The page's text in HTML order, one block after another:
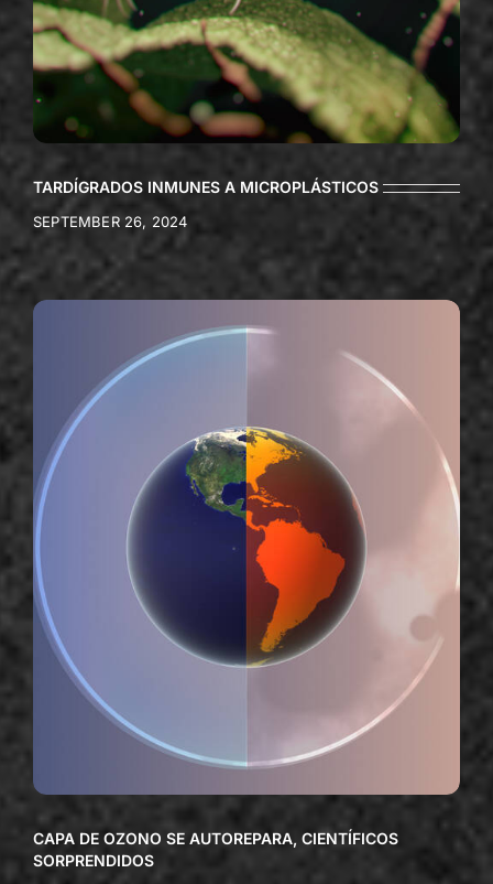
TARDÍGRADOS INMUNES A MICROPLÁSTICOS
SEPTEMBER 26, 2024
CAPA DE OZONO SE AUTOREPARA, CIENTÍFICOS
SORPRENDIDOS